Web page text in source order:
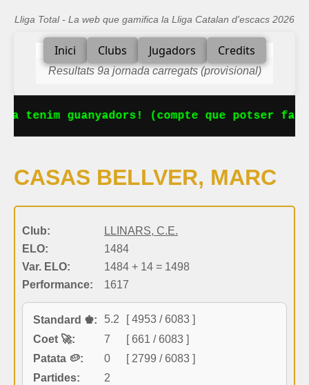
Lliga Total - La web que gamifica la Lliga Catalan d'escacs 2026
Inici Clubs Jugadors Credits
Resultats 9a jornada carregats (provisional)
tenim guanyadors! (compte que potser
CASAS BELLVER, MARC
Club:
LLINARS, C.E.
ELO:
1484
Var. ELO:
1484 + 14 = 1498
Performance:
1617
Standard ♚: 5.2
[ 4953 / 6083 ]
Coet 🚀:
7
[ 661 / 6083 ]
Patata 🥔:
0
[ 2799 / 6083 ]
Partides:
2